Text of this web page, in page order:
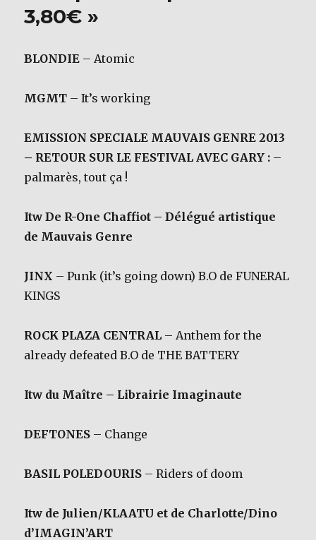
l’appelle
de
3,80€ »
BLONDIE – Atomic
MGMT – It’s working
EMISSION SPECIALE MAUVAIS GENRE 2013
– RETOUR SUR LE FESTIVAL AVEC GARY : –
palmarès, tout ça !
Itw De R-One Chaffiot – Délégué artistique
de Mauvais Genre
JINX – Punk (it’s going down) B.O de FUNERAL
KINGS
ROCK PLAZA CENTRAL – Anthem for the
already defeated B.O de THE BATTERY
Itw du Maître – Librairie Imaginaute
DEFTONES – Change
BASIL POLEDOURIS – Riders of doom
Itw de Julien/KLAATU et de Charlotte/Dino
d’IMAGIN’ART